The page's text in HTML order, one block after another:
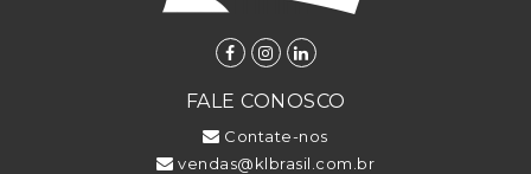
FALE CONOSCO
Contate-nos
vendas@klbrasil.com.br